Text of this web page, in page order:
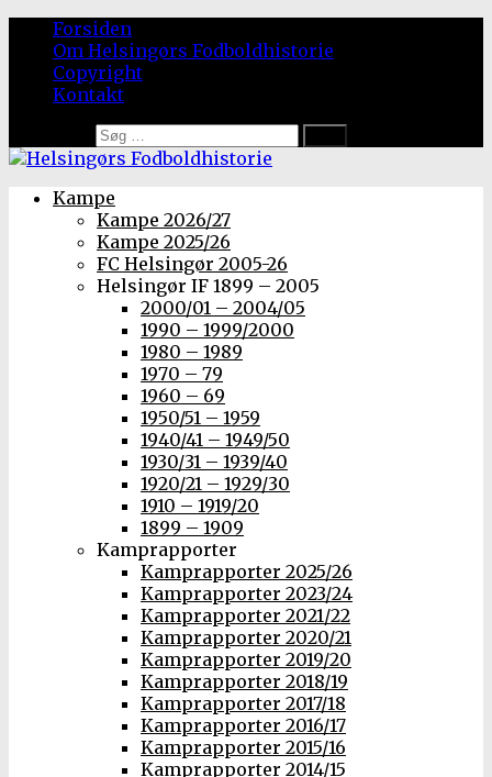
Forsiden
Om Helsingørs Fodboldhistorie
Copyright
Kontakt
Kampe
Kampe 2026/27
Kampe 2025/26
FC Helsingør 2005-26
Helsingør IF 1899 – 2005
2000/01 – 2004/05
1990 – 1999/2000
1980 – 1989
1970 – 79
1960 – 69
1950/51 – 1959
1940/41 – 1949/50
1930/31 – 1939/40
1920/21 – 1929/30
1910 – 1919/20
1899 – 1909
Kamprapporter
Kamprapporter 2025/26
Kamprapporter 2023/24
Kamprapporter 2021/22
Kamprapporter 2020/21
Kamprapporter 2019/20
Kamprapporter 2018/19
Kamprapporter 2017/18
Kamprapporter 2016/17
Kamprapporter 2015/16
Kamprapporter 2014/15